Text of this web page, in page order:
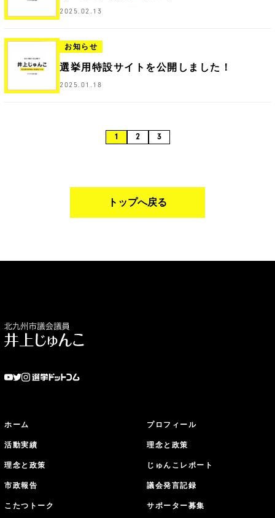
2025.02.13
お知らせ
選挙用特設サイトを公開しました！
2025.01.18
1 2 3
トップへ戻る
ホーム
活動実績
理念と政策
市政報告
こたつトーク
プロフィール
理念と政策
じゅんこレポート
議会発言記録
サポーター募集